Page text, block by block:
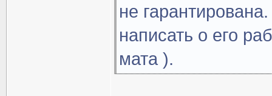
не
написать о его
мата ).